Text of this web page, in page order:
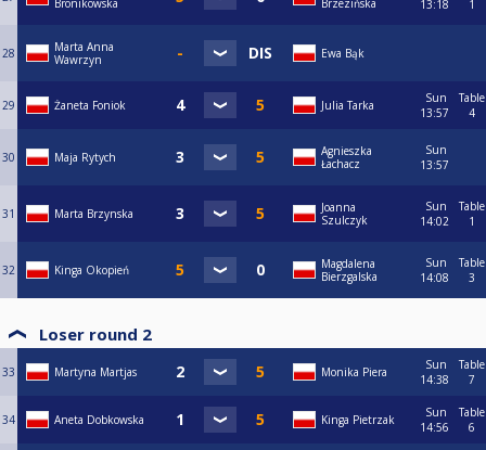
Bronikowska
Brzezińska
13:18
1
28
Marta Anna
Wawrzyn
Ewa Bąk
29 Żaneta Foniok Julia Tarka
Sun
13:57
Table
4
30 Maja Rytych
Agnieszka
Łachacz
Sun
13:57
31 Marta Brzynska
Joanna
Szulczyk
Sun
14:02
Table
1
32 Kinga Okopień
Magdalena
Bierzgalska
Sun
14:08
Table
3
Loser round 2
33 Martyna Martjas Monika Piera
Sun
14:38
Table
7
34 Aneta Dobkowska Kinga Pietrzak
Sun
14:56
Table
6